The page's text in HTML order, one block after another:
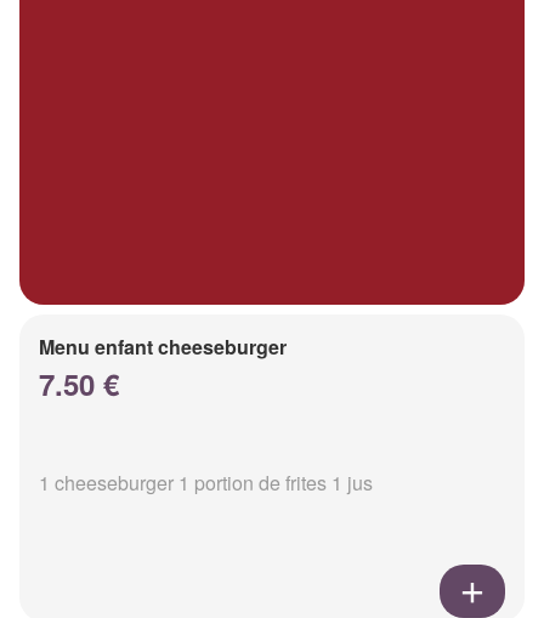
Menu enfant cheeseburger
7.50 €
1 cheeseburger 1 portion de frites 1 jus